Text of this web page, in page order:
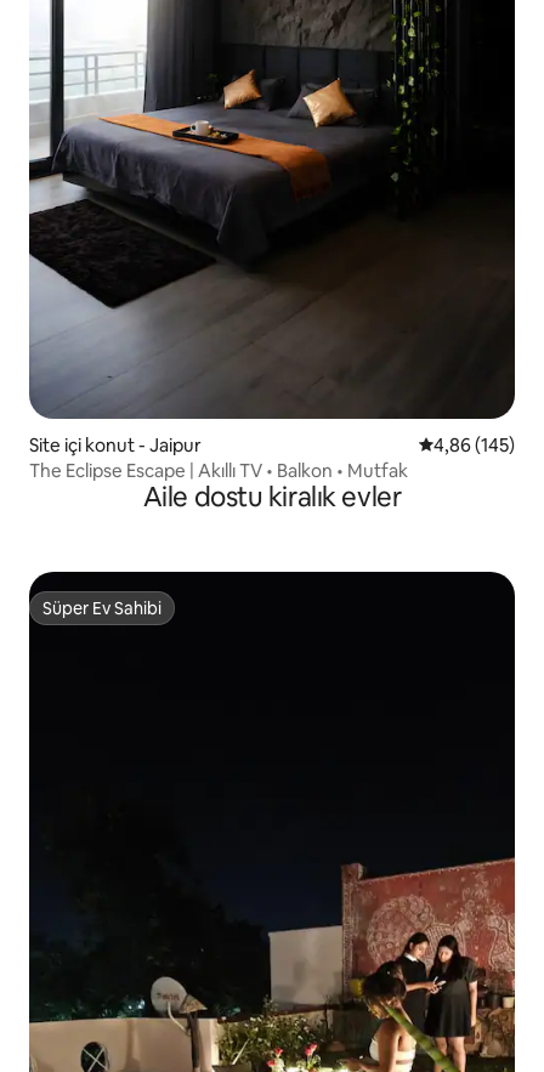
Site içi konut - Jaipur 5 üzerinden
4,86 (145)
The Eclipse Escape | Akıllı TV • Balkon • Mutfak
Aile dostu kiralık evler
Süper Ev Sahibi
Süper Ev Sahibi